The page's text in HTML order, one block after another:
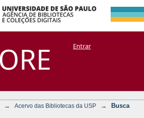
no Acervo
Manakin + CoriscoEntrar
→ Acervo das Bibliotecas da USP →
Busca